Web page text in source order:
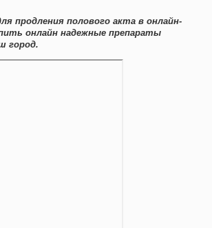
продления полового акта в онлайн-
онлайн надежные препараты
город.